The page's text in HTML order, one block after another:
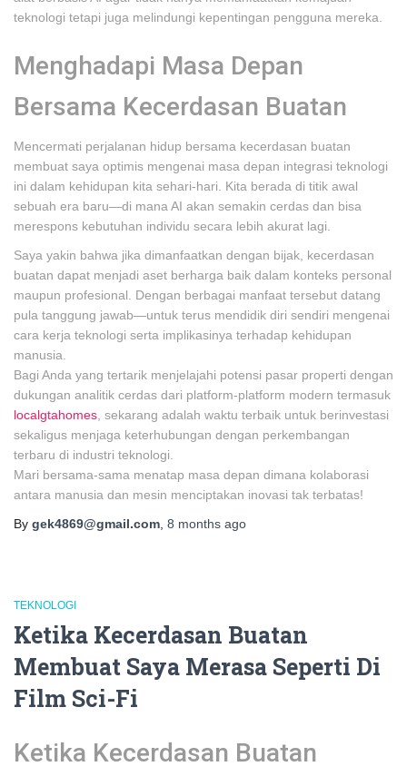
teknologi tetapi juga melindungi kepentingan pengguna mereka.
Menghadapi Masa Depan
Bersama Kecerdasan Buatan
Mencermati perjalanan hidup bersama kecerdasan buatan
membuat saya optimis mengenai masa depan integrasi teknologi
ini dalam kehidupan kita sehari-hari. Kita berada di titik awal
sebuah era baru—di mana AI akan semakin cerdas dan bisa
merespons kebutuhan individu secara lebih akurat lagi.
Saya yakin bahwa jika dimanfaatkan dengan bijak, kecerdasan
buatan dapat menjadi aset berharga baik dalam konteks personal
maupun profesional. Dengan berbagai manfaat tersebut datang
pula tanggung jawab—untuk terus mendidik diri sendiri mengenai
cara kerja teknologi serta implikasinya terhadap kehidupan
manusia.
Bagi Anda yang tertarik menjelajahi potensi pasar properti dengan
dukungan analitik cerdas dari platform-platform modern termasuk
localgtahomes , sekarang adalah waktu terbaik untuk berinvestasi
sekaligus menjaga keterhubungan dengan perkembangan
terbaru di industri teknologi.
Mari bersama-sama menatap masa depan dimana kolaborasi
antara manusia dan mesin menciptakan inovasi tak terbatas!
By gek4869@gmail.com 8 months ago
TEKNOLOGI
Ketika Kecerdasan Buatan
Membuat Saya Merasa Seperti Di
Film Sci-Fi
Ketika Kecerdasan Buatan